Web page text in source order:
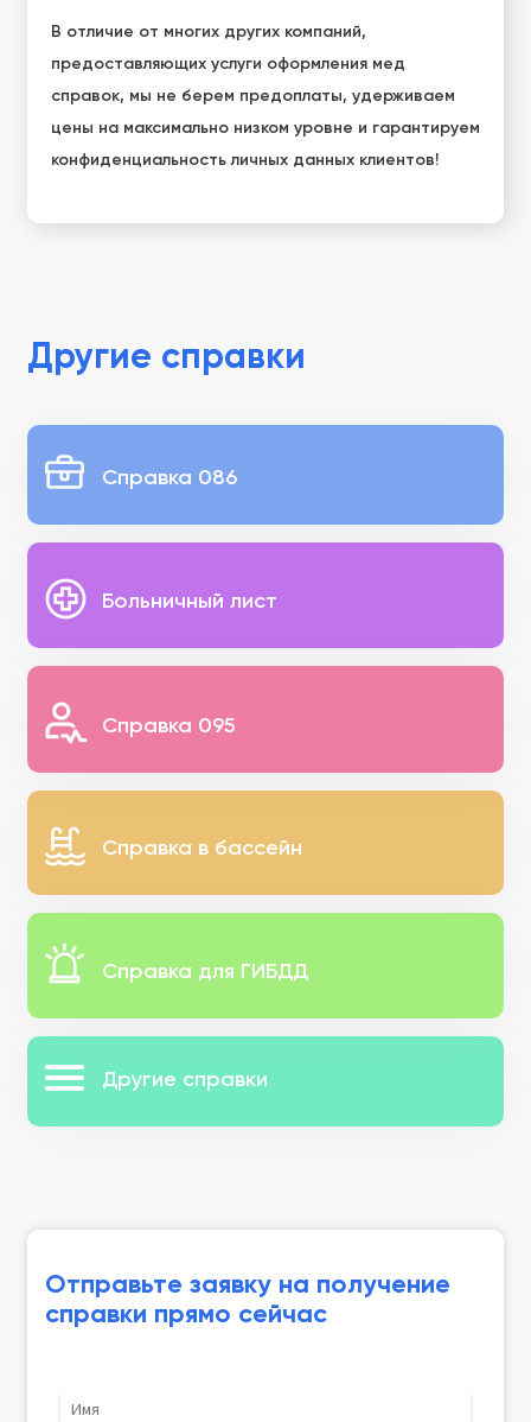
В отличие от многих других компаний,
предоставляющих услуги оформления мед
справок, мы не берем предоплаты, удерживаем
цены на максимально низком уровне и гарантируем
конфиденциальность личных данных клиентов!
Другие справки
Справка 086
Больничный лист
Справка 095
Справка в бассейн
Справка для ГИБДД
Другие справки
Отправьте заявку на получение
справки прямо сейчас